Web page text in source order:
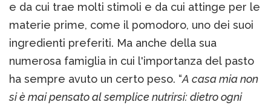
e da cui trae molti stimoli e da cui attinge per le
materie prime, come il pomodoro, uno dei suoi
ingredienti preferiti. Ma anche della sua
numerosa famiglia in cui l'importanza del pasto
ha sempre avuto un certo peso. “A casa mia non
si è mai pensato al semplice nutrirsi: dietro ogni